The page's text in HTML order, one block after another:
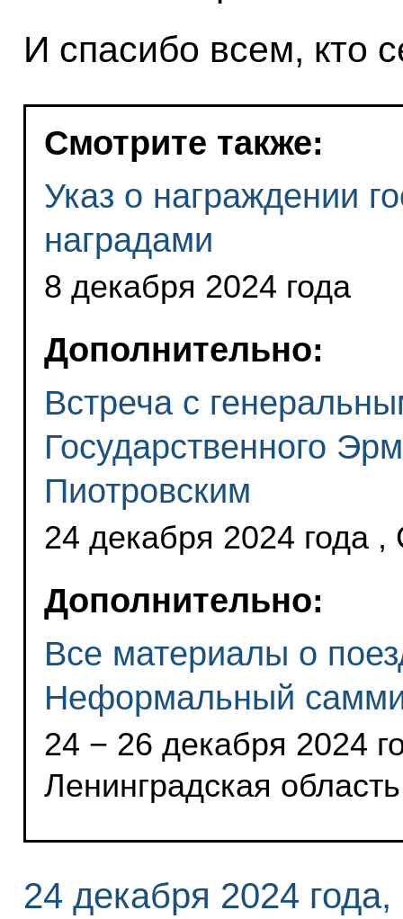
И спасибо всем, кто
Смотрите также:
Указ о награждении
наградами
8 декабря 2024 года
Дополнительно:
Встреча с
Государственного
Пиотровским
24 декабря 2024 года ,
Дополнительно:
Все материалы о
Неформальный
24 − 26 декабря 2024
Ленинградская область
24 декабря 2024